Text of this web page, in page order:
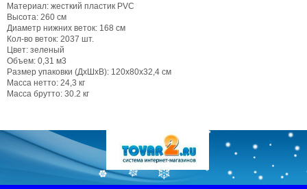
Материал: жесткий пластик PVC
Высота: 260 см
Диаметр нижних веток: 168 см
Кол-во веток: 2037 шт.
Цвет: зеленый
Объем: 0,31 м3
Размер упаковки (ДхШхВ): 120х80х32,4 см
Масса нетто: 24,3 кг
Масса брутто: 30.2 кг